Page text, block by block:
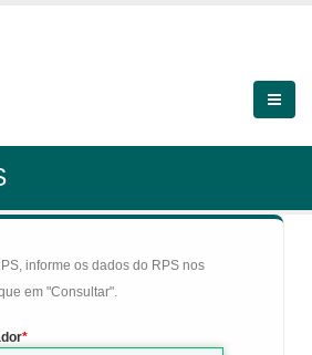
informe os dados do RPS nos
em "Consultar".